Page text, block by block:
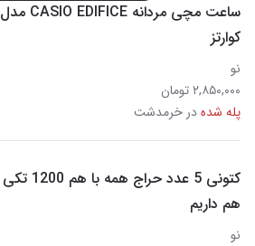
ساعت مچی مردانه CASIO EDIFICE مدل
کوارتز
نو
۲,۸۵۰,۰۰۰ تومان
پله شدهدر خرمدشت
کتونی 5 عدد حراج همه با هم 1200 تکی
هم داریم
نو